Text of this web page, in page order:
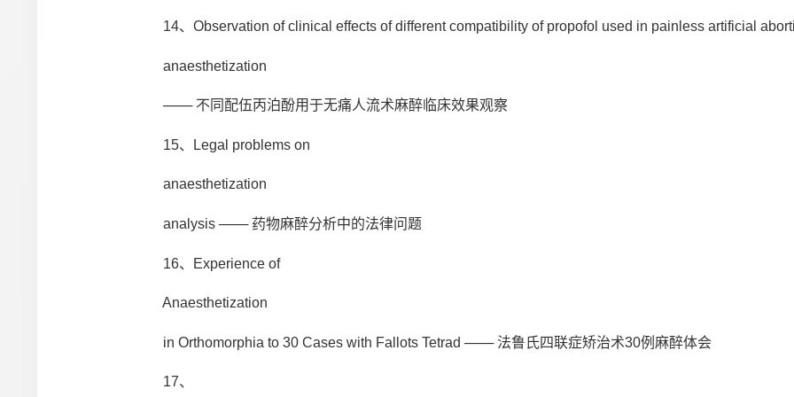
14、Observation of clinical effects of different compatibility of propofol used in painless artificial
anaesthetization
─── 不同配伍丙泊酚用于无痛人流术麻醉临床效果观察
15、Legal problems on
anaesthetization
analysis ─── 药物麻醉分析中的法律问题
16、Experience of
Anaesthetization
in Orthomorphia to 30 Cases with Fallots Tetrad ─── 法鲁氏四联症矫治术30例麻醉体会
17、